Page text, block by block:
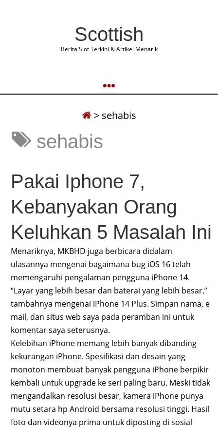
Scottish
Berita Slot Terkini & Artikel Menarik
> sehabis
sehabis
Pakai Iphone 7,
Kebanyakan Orang
Keluhkan 5 Masalah Ini
Menariknya, MKBHD juga berbicara didalam
ulasannya mengenai bagaimana bug iOS 16 telah
memengaruhi pengalaman pengguna iPhone 14.
“Layar yang lebih besar dan baterai yang lebih besar,”
tambahnya mengenai iPhone 14 Plus. Simpan nama, e
mail, dan situs web saya pada peramban ini untuk
komentar saya seterusnya.
Kelebihan iPhone memang lebih banyak dibanding
kekurangan iPhone. Spesifikasi dan desain yang
monoton membuat banyak pengguna iPhone berpikir
kembali untuk upgrade ke seri paling baru. Meski tidak
mengandalkan resolusi besar, kamera iPhone punya
mutu setara hp Android bersama resolusi tinggi. Hasil
foto dan videonya prima untuk diposting di sosial